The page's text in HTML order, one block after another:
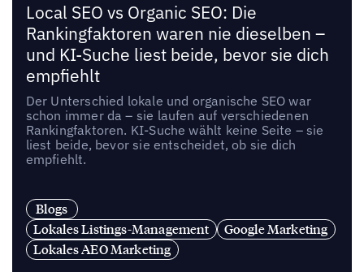
Local SEO vs Organic SEO: Die
Rankingfaktoren waren nie dieselben –
und KI-Suche liest beide, bevor sie dich
empfiehlt
Der Unterschied lokale und organische SEO war
schon immer da – sie laufen auf verschiedenen
Rankingfaktoren. KI-Suche wählt keine Seite – sie
liest beide, bevor sie entscheidet, ob sie dich
empfiehlt.
Blogs
Lokales Listings-Management
Google Marketing
Lokales AEO Marketing